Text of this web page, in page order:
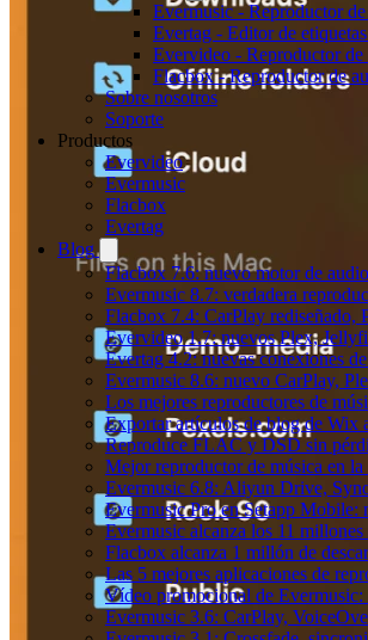
Evermusic - Reproductor
Evertag - Editor de
Evervideo - Reproductor
Flacbox - Reproductor de
Sobre nosotros
Soporte
Productos
Evervideo
Evermusic
Flacbox
Evertag
Blog
Flacbox 7.6: nuevo motor de
Evermusic 8.7: verdadera
Flacbox 7.4: CarPlay rediseñado,
Evervideo 1.7: nuevos Plex,
Evertag 4.2: nuevas conexiones
Evermusic 8.6: nuevo CarPlay,
Los mejores reproductores de
Exportar artículos de blog de
Reproduce FLAC y DSD sin
Mejor reproductor de música en
Evermusic 6.8: Aliyun Drive,
Evermusic Pro en Setapp Mobile:
Evermusic alcanza los 11
Flacbox alcanza 1 millón de
Las 5 mejores aplicaciones de
Vídeo promocional de
Evermusic 3.6: CarPlay,